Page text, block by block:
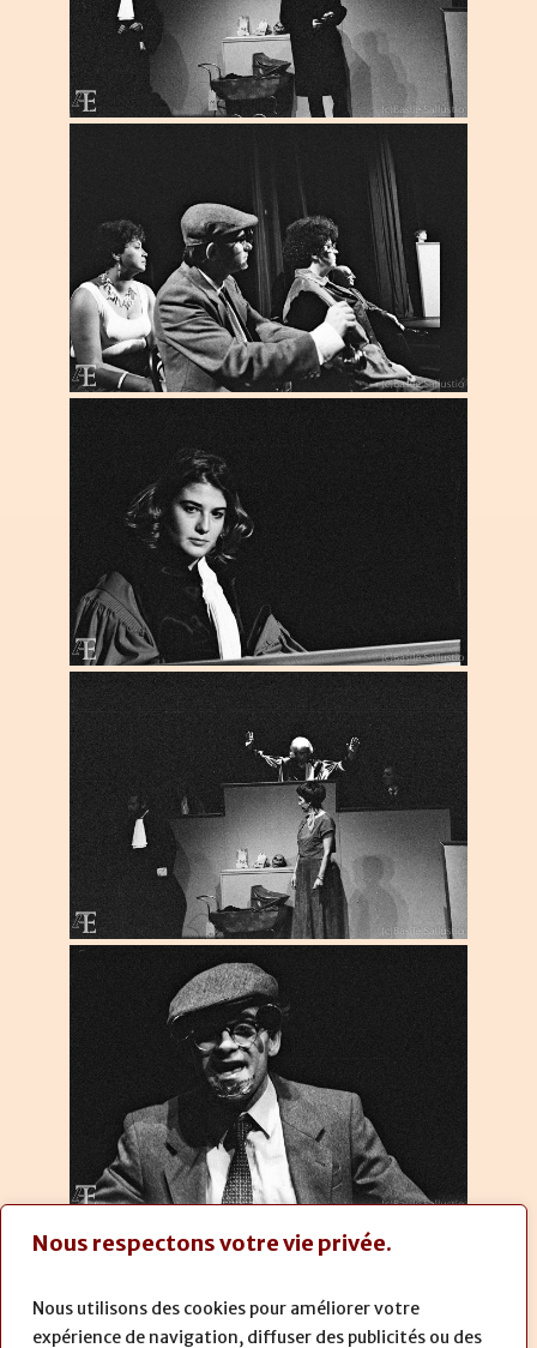
Nous respectons votre vie privée.
Nous utilisons des cookies pour améliorer votre
expérience de navigation, diffuser des publicités ou des
1 2 3 4 Prochaine